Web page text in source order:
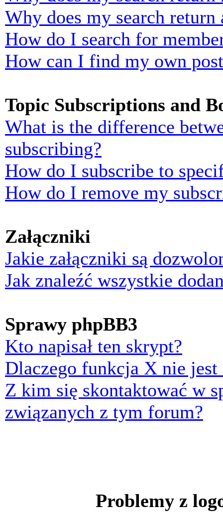
Why does my search return
How do I search for
How can I find my own
Topic Subscriptions and
What is the difference
subscribing?
How do I subscribe to
How do I remove my
Załączniki
Jakie załączniki są
Jak znaleźć wszystkie
Sprawy phpBB3
Kto napisał ten skrypt?
Dlaczego funkcja X nie jest
Z kim się skontaktować w
związanych z tym forum?
Problemy z